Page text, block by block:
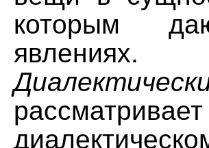
которым
явлениях.